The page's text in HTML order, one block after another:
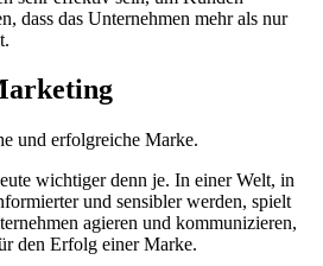
dass das Unternehmen mehr als nur
und erfolgreiche Marke.
wichtiger denn je. In einer Welt, in
und sensibler werden, spielt
agieren und kommunizieren,
den Erfolg einer Marke.